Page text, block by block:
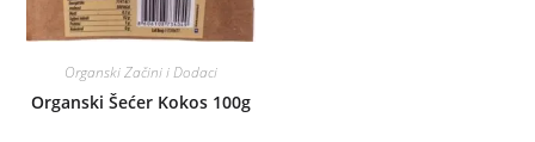
Organski Začini i Dodaci
Organski Šećer Kokos 100g